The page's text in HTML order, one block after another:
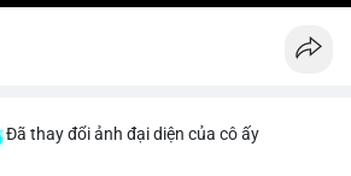
Đã thay đổi ảnh đại diện của cô ấy